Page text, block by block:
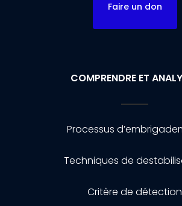
Faire un don
COMPRENDRE ET
Processus
Techniques de
Critère de détection